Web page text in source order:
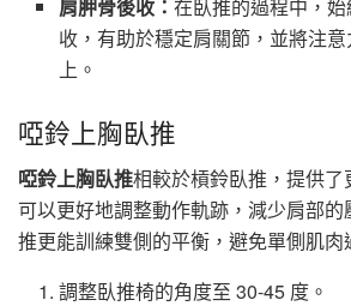
肩胛骨後收：在臥推的過程中，
收，有助於穩定肩關節，並將注
上。
啞鈴上胸臥推
啞鈴上胸臥推相較於槓鈴臥推，提供了
可以更好地調整動作軌跡，減少肩部
推更能訓練雙側的平衡，避免單側肌肉
調整臥推椅的角度至 30-45 度。